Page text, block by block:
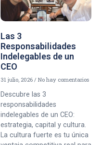
Las 3
Responsabilidades
Indelegables de un
CEO
31 julio, 2026 No hay comentarios
Descubre las 3
responsabilidades
indelegables de un CEO:
estrategia, capital y cultura.
La cultura fuerte es tu única